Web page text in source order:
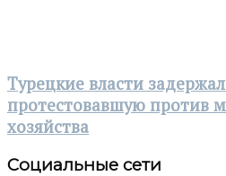
Турецкие власти
протестовавшую против
хозяйства
Социальные сети